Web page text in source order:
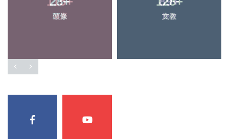
頭條 文教
健康 旅遊